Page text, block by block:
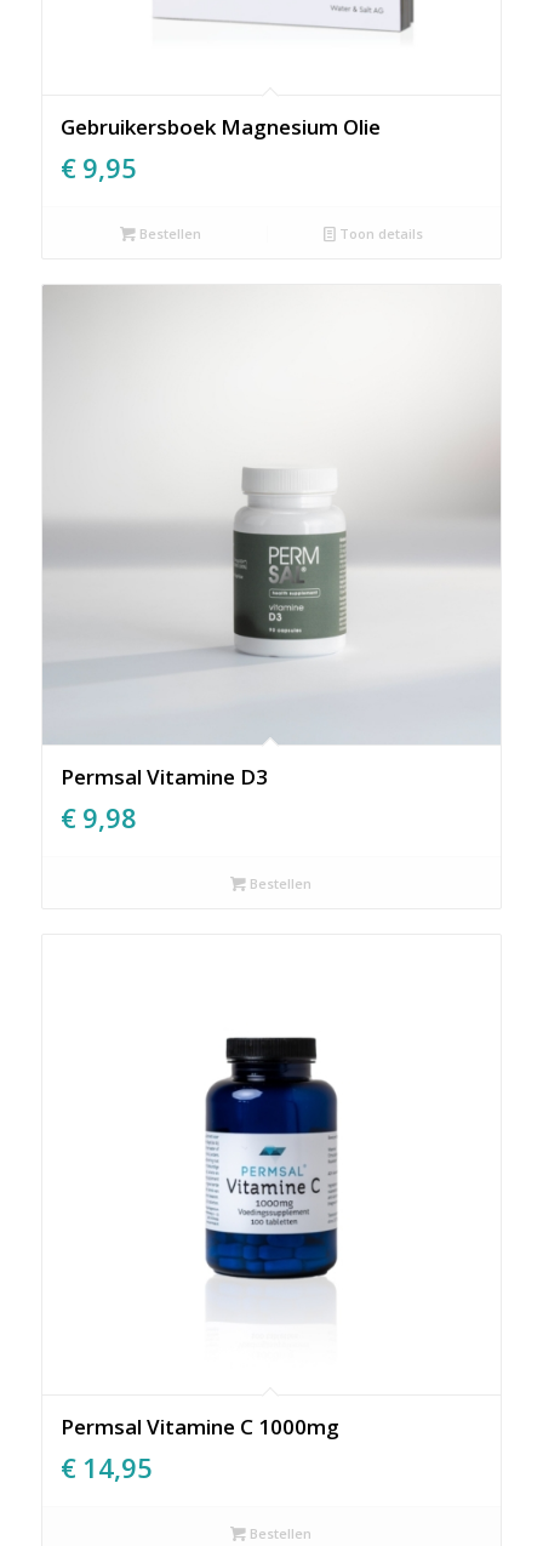
Gebruikersboek Magnesium Olie
€ 9,95
Bestellen Toon details
Permsal Vitamine D3
€ 9,98
Bestellen
Permsal Vitamine C 1000mg
€ 14,95
Bestellen